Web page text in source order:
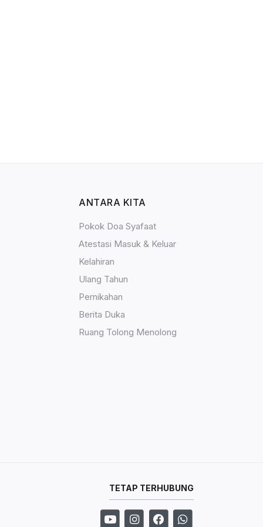
ANTARA KITA
Pokok Doa Syafaat
Atestasi Masuk & Keluar
Kelahiran
Ulang Tahun
Pernikahan
Berita Duka
Ruang Tolong Menolong
TETAP TERHUBUNG